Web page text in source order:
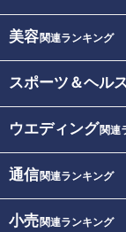
美容関連ランキング
スポーツ＆ヘル
ウエディング関連
通信関連ランキング
小売関連ランキング